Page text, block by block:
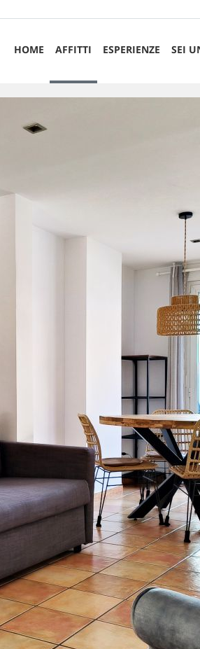
HOME AFFITTI ESPERIENZE SEI